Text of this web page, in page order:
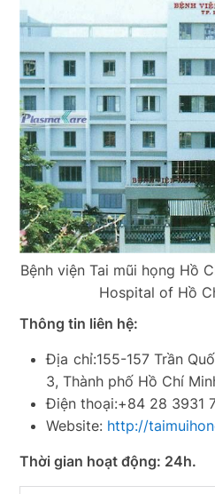
Bệnh viện Tai mũi họng Hồ
Hospital of Hồ
Thông tin liên hệ:
Địa chỉ:155-157 Trần
3, Thành phố Hồ Chí
Điện thoại:+84 28 3931
Website: http://
Thời gian hoạt động: 24h.